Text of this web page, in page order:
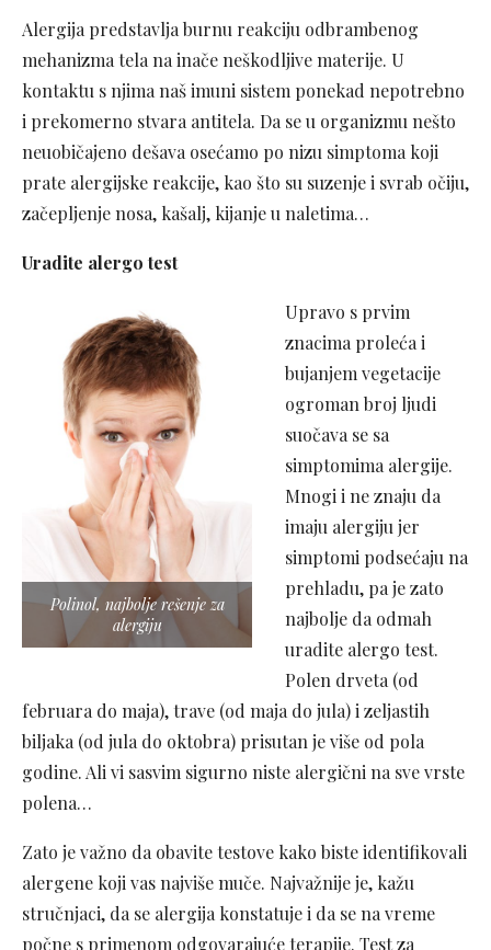
Alergija predstavlja burnu reakciju odbrambenog
mehanizma tela na inače neškodljive materije. U
kontaktu s njima naš imuni sistem ponekad nepotrebno
i prekomerno stvara antitela. Da se u organizmu nešto
neuobičajeno dešava osećamo po nizu simptoma koji
prate alergijske reakcije, kao što su suzenje i svrab očiju,
začepljenje nosa, kašalj, kijanje u naletima…
Uradite alergo test
Polinol, najbolje rešenje za
alergiju
Upravo s prvim
znacima proleća i
bujanjem vegetacije
ogroman broj ljudi
suočava se sa
simptomima alergije.
Mnogi i ne znaju da
imaju alergiju jer
simptomi podsećaju na
prehladu, pa je zato
najbolje da odmah
uradite alergo test.
Polen drveta (od
februara do maja), trave (od maja do jula) i zeljastih
biljaka (od jula do oktobra) prisutan je više od pola
godine. Ali vi sasvim sigurno niste alergični na sve vrste
polena…
Zato je važno da obavite testove kako biste identifikovali
alergene koji vas najviše muče. Najvažnije je, kažu
stručnjaci, da se alergija konstatuje i da se na vreme
počne s primenom odgovarajuće terapije. Test za